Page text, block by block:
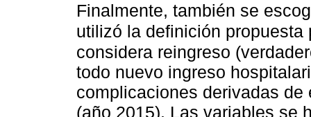
Finalmente, también se
utilizó la definición
considera reingreso
todo nuevo ingreso
complicaciones derivadas
(año 2015). Las variables se